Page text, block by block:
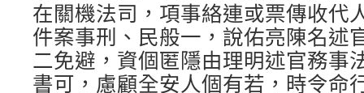
在關機法司，項事絡連或票傳收代
件案事刑、民般一，說佑亮陳名述
二免避，資個匿隱由理明述官務事
書可，慮顧全安人個有若，時令命